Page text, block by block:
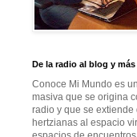
De la radio al blog y más
Conoce Mi Mundo es
masiva que se origina
radio y que se
hertzianas al espacio